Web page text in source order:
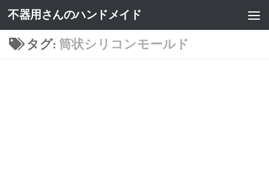
不器用さんのハンドメイド
タグ: 筒状シリコンモールド